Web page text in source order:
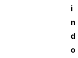
i
n
d
o